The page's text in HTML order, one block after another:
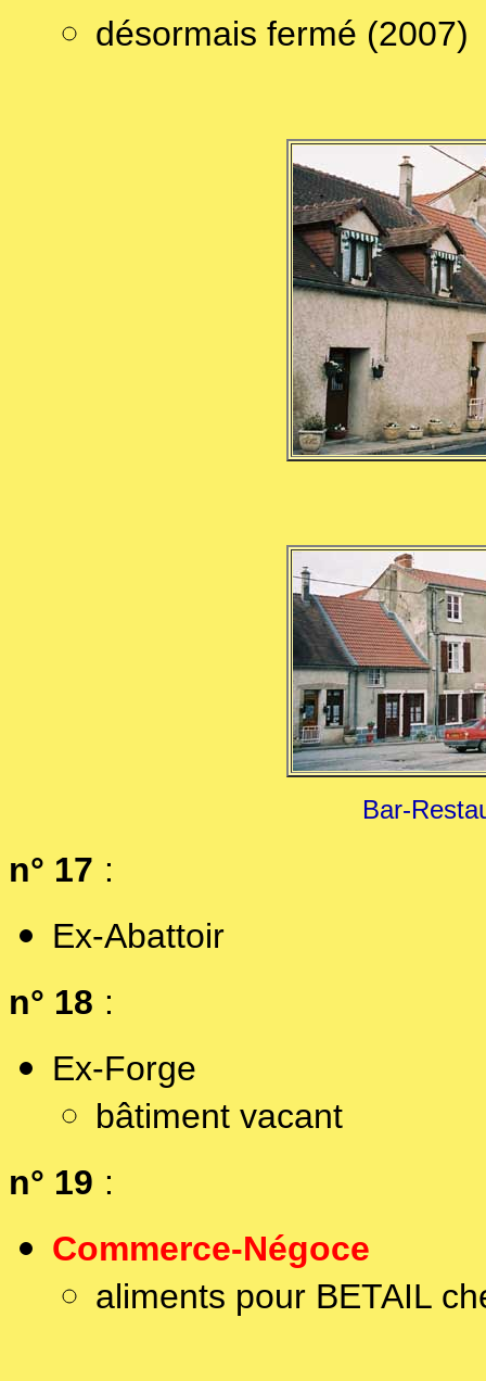
désormais fermé (2007)
Bar-
n° 17 :
Ex-Abattoir
n° 18 :
Ex-Forge
bâtiment vacant
n° 19 :
Commerce-Négoce
aliments pour BETAIL